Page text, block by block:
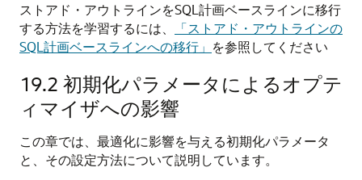
ストアド・アウトラインをSQL計画ベースラインに移行
する方法を学習するには、
「ストアド・アウトラインの
SQL計画ベースラインへの移行」 を参照してください
19.2 初期化パラメータによるオプテ
ィマイザへの影響
この章では、最適化に影響を与える初期化パラメータ
と、その設定方法について説明しています。